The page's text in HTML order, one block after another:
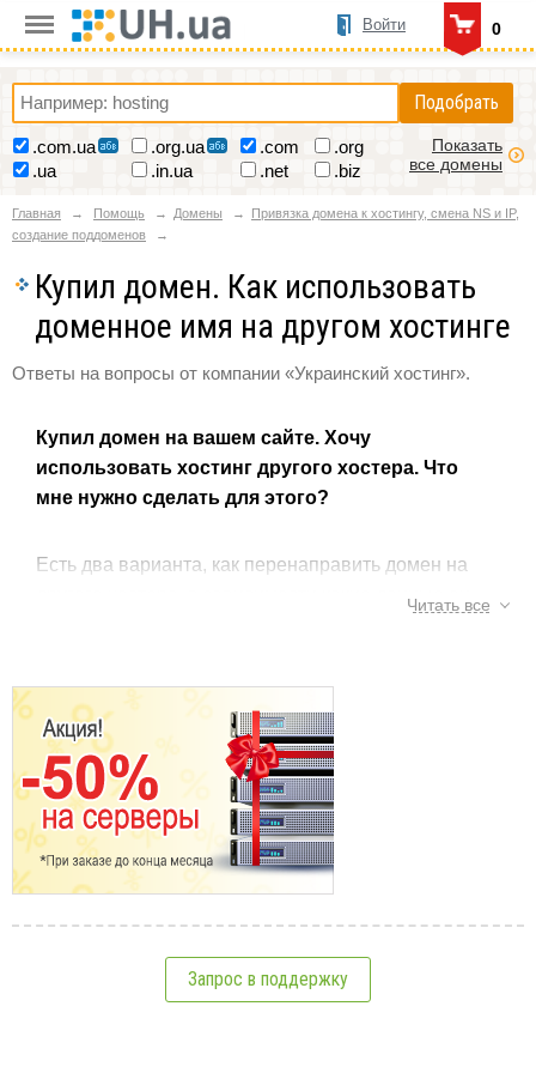
0
Войти
Подобрать
.com.ua .org.ua .com
.org
.ua
.in.ua .net .biz
Показать
все домены
Главная Помощь Домены
Привязка домена к хостингу, смена NS и IP,
создание поддоменов
Купил домен. Как использовать
доменное имя на другом хостинге
Ответы на вопросы от компании «Украинский хостинг».
Купил домен на вашем сайте. Хочу
использовать хостинг другого хостера. Что
мне нужно сделать для этого?
Есть два варианта, как перенаправить домен на
другого хостера, в зависимости какие данные он
После регистрации доменного имени, Вы
заходите в "Личный кабинет" на нашем сайте и
возле названия Вашего домена будет ссылка
DNS. Кликаете на нее и прописываете
предоставленные хостером нс-сервера.
Привязка домена к хостингу, смена NS и IP,
создание поддоменов
Купил домен. Как использовать доменное имя на
другом хостинге
Создание поддомена
Смена IP адреса
4
Читать все
Запрос в поддержку